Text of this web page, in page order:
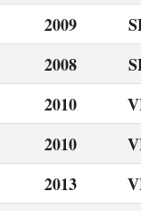
2009
2008
2010
2010
2013